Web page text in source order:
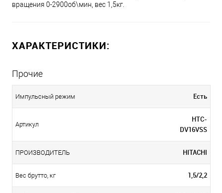
вращения 0-2900об\мин, вес 1,5кг.
ХАРАКТЕРИСТИКИ:
Прочие
Импульсный режим Есть
Артикул
HTC-
DV16VSS
ПРОИЗВОДИТЕЛЬ HITACHI
Вес брутто, кг 1,5/2,2